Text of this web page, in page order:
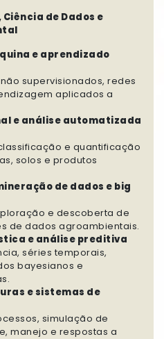
de Dados e
e aprendizado
supervisionados, redes
aplicados a
e análise automatizada
e quantificação
solos e produtos
de dados e big
e descoberta de
de dados agroambientais.
e análise preditiva
séries temporais,
bayesianos e
e sistemas de
simulação de
manejo e respostas a